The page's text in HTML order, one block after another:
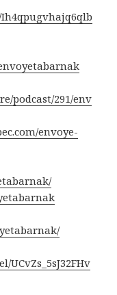
podcast/291/env
envoye-